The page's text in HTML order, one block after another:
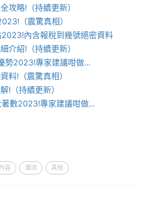
攻略!（持續更新）
（震驚真相）
內含報稅到幾號絕密資料
介紹!（持續更新）
勢2023!專家建議咁做...
料!（震驚真相）
!（持續更新）
數2023!專家建議咁做...
容 潮流 其他